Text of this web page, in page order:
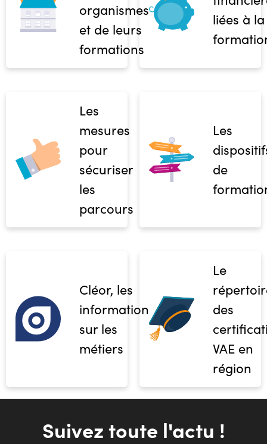
organismes
et de leurs
formations
liées à la
Les
mesures
pour
sécuriser
les
parcours
Les
de
Cléor, les
informations
sur les
métiers
Le
des
VAE en
région
Suivez toute l'actu !